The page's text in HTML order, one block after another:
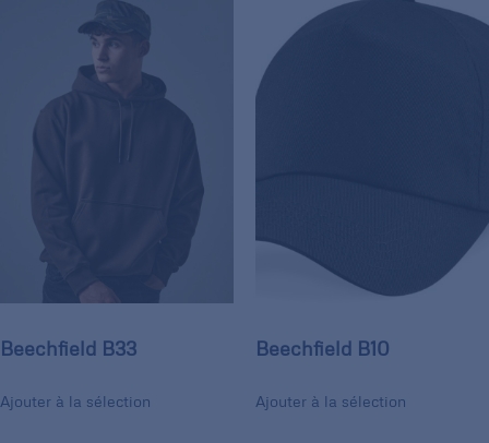
Beechfield B33
Ajouter à la sélection
Beechfield B10
Ajouter à la sélection